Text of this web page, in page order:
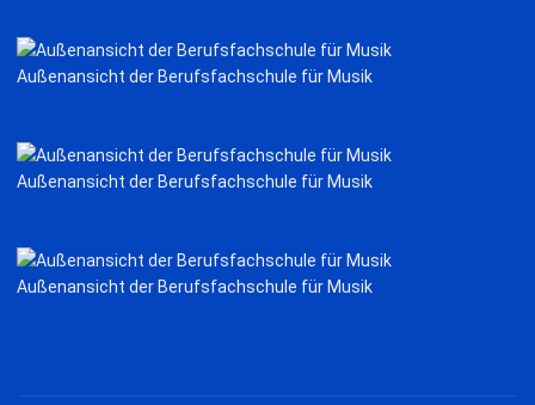
Außenansicht der Berufsfachschule für Musik
Außenansicht der Berufsfachschule für Musik
Außenansicht der Berufsfachschule für Musik